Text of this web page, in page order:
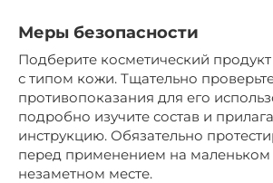
Меры безопасности
Подберите косметический продукт
с типом кожи. Тщательно
противопоказания для его
подробно изучите состав и
инструкцию. Обязательно
перед применением на маленьком
незаметном месте.